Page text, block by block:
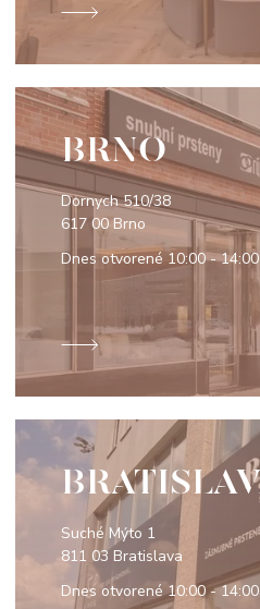
BRNO
Dornych 510/38
617 00 Brno
Dnes otvorené 10:00 - 14:00
Suché Mýto 1
811 03 Bratislava
Dnes otvorené10:00 - 14:00